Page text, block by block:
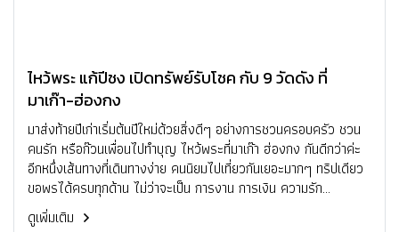
ไหว้พระ แก้ปีชง เปิดทรัพย์รับโชค กับ 9 วัดดัง ที่
มาเก๊า-ฮ่องกง
มาส่งท้ายปีเก่าเริ่มต้นปีใหม่ด้วยสิ่งดีๆ อย่างการชวนครอบครัว ชวน
คนรัก หรือก๊วนเพื่อนไปทำบุญ ไหว้พระที่มาเก๊า ฮ่องกง กันดีกว่าค่ะ
อีกหนึ่งเส้นทางที่เดินทางง่าย คนนิยมไปเที่ยวกันเยอะมากๆ ทริปเดียว
ขอพรได้ครบทุกด้าน ไม่ว่าจะเป็น การงาน การเงิน ความรัก
ครอบครัว รวมไปถึงการแก้ปีชง ใครอยากรวยต้องไม่พลาด! เพราะ
วัดดังเหล่านี้มีมหาเศรษฐีหรือนักธุรกิจมาขอพรแล้วรวยๆ เฮงๆ กันไป
ดูเพิ่มเติม